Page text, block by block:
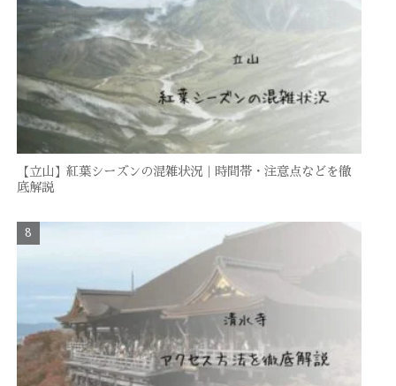
【立山】紅葉シーズンの混雑状況｜時間帯・注意点などを徹
底解説